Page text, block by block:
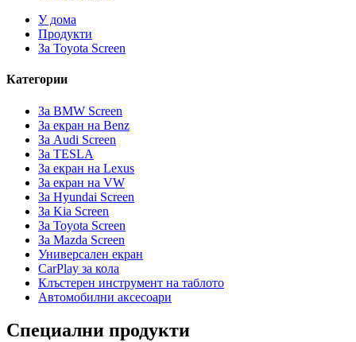
У дома
Продукти
За Toyota Screen
Категории
За BMW Screen
За екран на Benz
За Audi Screen
За TESLA
За екран на Lexus
За екран на VW
За Hyundai Screen
За Kia Screen
За Toyota Screen
За Mazda Screen
Универсален екран
CarPlay за кола
Клъстерен инструмент на таблото
Автомобилни аксесоари
Специални продукти